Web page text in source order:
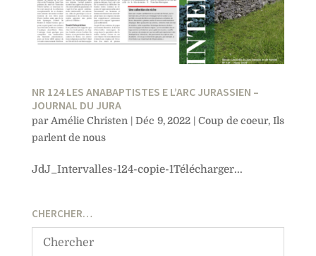
NR 124 LES ANABAPTISTES E L’ARC JURASSIEN –
JOURNAL DU JURA
par Amélie Christen | Déc 9, 2022 | Coup de coeur,Ils
parlent de nous
JdJ_Intervalles-124-copie-1Télécharger...
CHERCHER…